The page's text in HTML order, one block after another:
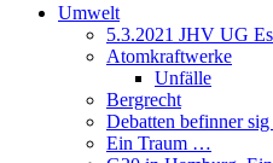
Umwelt
5.3.2021 JHV UG
Atomkraftwerke
Unfälle
Bergrecht
Debatten befinner
Ein Traum …